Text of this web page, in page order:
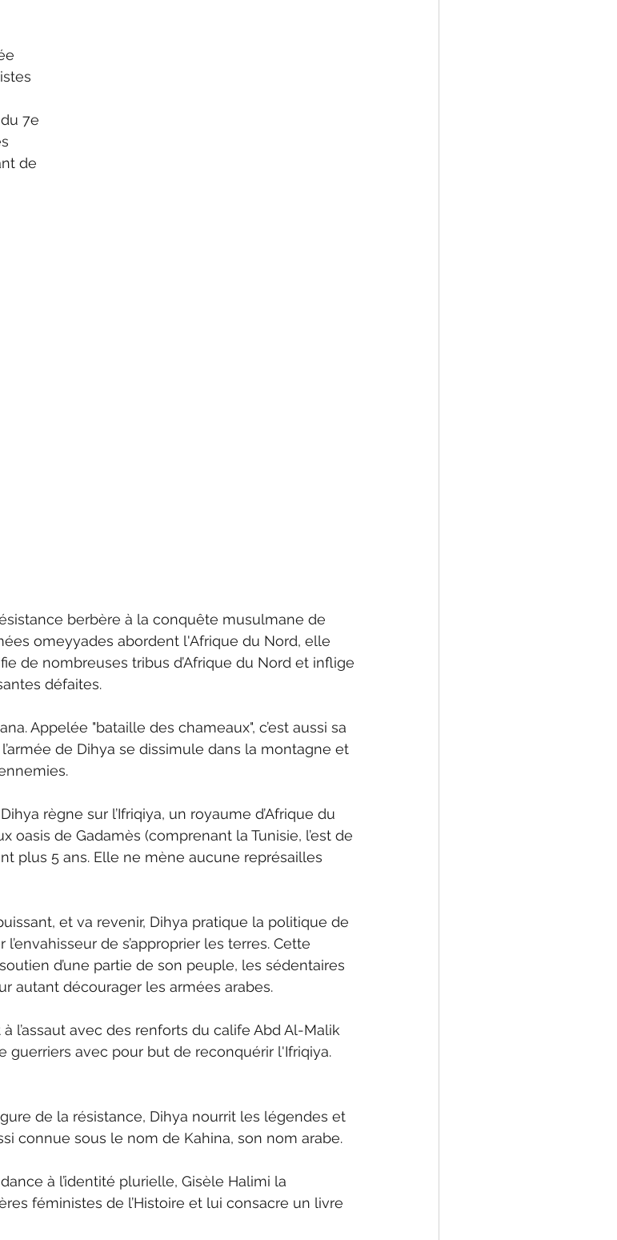
7e
de
berbère à la conquête musulmane de
omeyyades abordent l'Afrique du Nord, elle
de nombreuses tribus d’Afrique du Nord et inflige
défaites.
Appelée "bataille des chameaux", c’est aussi sa
de Dihya se dissimule dans la montagne et
règne sur l’Ifriqiya, un royaume d’Afrique du
oasis de Gadamès (comprenant la Tunisie, l’est de
plus 5 ans. Elle ne mène aucune représailles
et va revenir, Dihya pratique la politique de
de s’approprier les terres. Cette
d’une partie de son peuple, les sédentaires
autant décourager les armées arabes.
l’assaut avec des renforts du calife Abd Al-Malik
guerriers avec pour but de reconquérir l'Ifriqiya.
de la résistance, Dihya nourrit les légendes et
connue sous le nom de Kahina, son nom arabe.
à l’identité plurielle, Gisèle Halimi la
féministes de l’Histoire et lui consacre un livre